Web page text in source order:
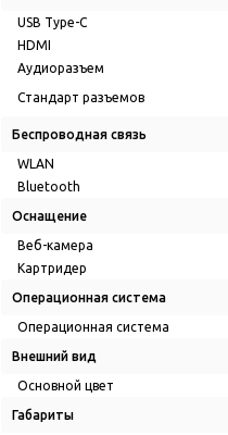
USB Type-C
HDMI
Аудиоразъем
Стандарт разъемов
Беспроводная связь
WLAN
Bluetooth
Оснащение
Веб-камера
Картридер
Операционная система
Операционная система
Внешний вид
Основной цвет
Габариты